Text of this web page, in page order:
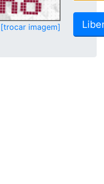
[trocar imagem]